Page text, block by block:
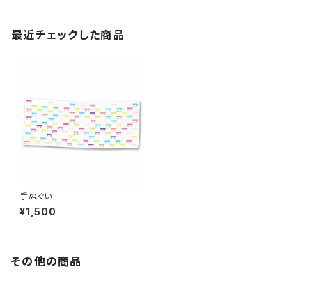
最近チェックした商品
手ぬぐい
¥1,500
その他の商品